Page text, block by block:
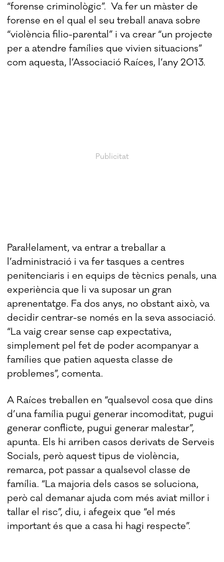
“forense criminològic”. Va fer un màster de
forense en el qual el seu treball anava sobre
“violència filio-parental” i va crear “un projecte
per a atendre famílies que vivien situacions”
com aquesta, l’Associació Raíces, l’any 2013.
Paral·lelament, va entrar a treballar a
l’administració i va fer tasques a centres
penitenciaris i en equips de tècnics penals, una
experiència que li va suposar un gran
aprenentatge. Fa dos anys, no obstant això, va
decidir centrar-se només en la seva associació.
“La vaig crear sense cap expectativa,
simplement pel fet de poder acompanyar a
famílies que patien aquesta classe de
problemes”, comenta.
A Raíces treballen en “qualsevol cosa que dins
d’una família pugui generar incomoditat, pugui
generar conflicte, pugui generar malestar”,
apunta. Els hi arriben casos derivats de Serveis
Socials, però aquest tipus de violència,
remarca, pot passar a qualsevol classe de
família. “La majoria dels casos se soluciona,
però cal demanar ajuda com més aviat millor i
tallar el risc”, diu, i afegeix que “el més
important és que a casa hi hagi respecte”.